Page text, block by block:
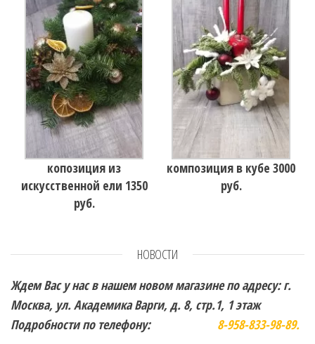
копозиция из
искусственной ели 1350
руб.
композиция в кубе 3000
руб.
НОВОСТИ
Ждем Вас у нас в нашем новом магазине по адресу: г.
Москва, ул. Академика Варги, д. 8, стр.1, 1 этаж
Подробности по телефону:
8-958-833-98-89.